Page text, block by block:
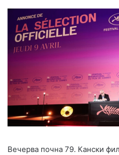
Вечерва почна 79. Кански